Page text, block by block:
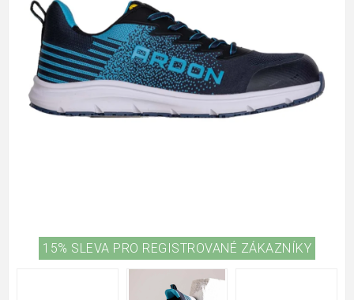
15% SLEVA PRO REGISTROVANÉ ZÁKAZNÍKY